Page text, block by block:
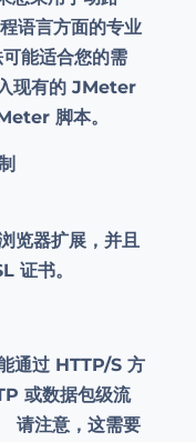
语言方面的专业
能适合您的需
现有的 JMeter
脚本。
览器扩展，并且
证书。
通过 HTTP/S 方
或数据包级流
请注意，这需要